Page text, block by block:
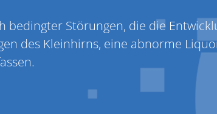
Störungen, die die
des Kleinhirns, eine abnorme